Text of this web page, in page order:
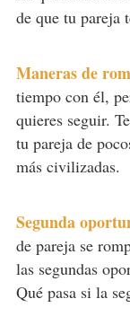
de que tu pareja
Maneras de
tiempo con él,
quieres seguir.
tu pareja de
más civilizadas.
Segunda
de pareja se
las segundas
Qué pasa si la